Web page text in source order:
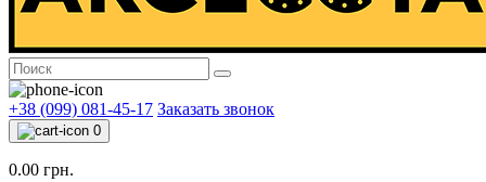
+38 (099) 081-45-17 Заказать звонок
0
0.00 грн.